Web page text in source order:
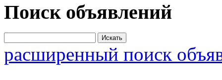
Поиск объявлений
расширенный поиск